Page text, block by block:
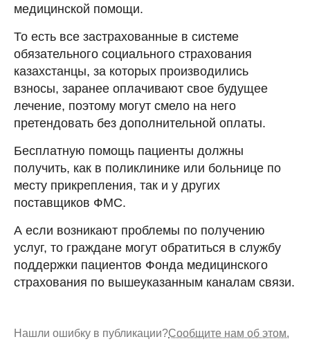
медицинской помощи.
То есть все застрахованные в системе
обязательного социального страхования
казахстанцы, за которых производились
взносы, заранее оплачивают свое будущее
лечение, поэтому могут смело на него
претендовать без дополнительной оплаты.
Бесплатную помощь пациенты должны
получить, как в поликлинике или больнице по
месту прикрепления, так и у других
поставщиков ФМС.
А если возникают проблемы по получению
услуг, то граждане могут обратиться в службу
поддержки пациентов Фонда медицинского
страхования по вышеуказанным каналам связи.
Нашли ошибку в публикации?Сообщите нам об этом.